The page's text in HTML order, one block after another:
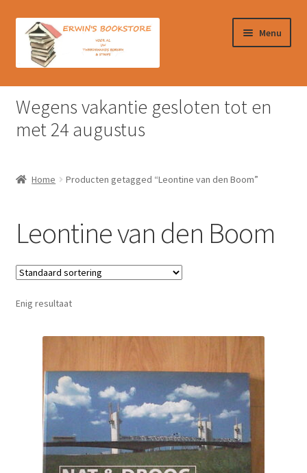
door
naar
naar
Menu
Home
Afrekenen
Verzendkosten & Ophalen boeken
Winkelmand
Wegens vakantie gesloten tot en
met 24 augustus
Home Producten getagged “Leontine van den Boom”
Leontine van den Boom
Enig resultaat